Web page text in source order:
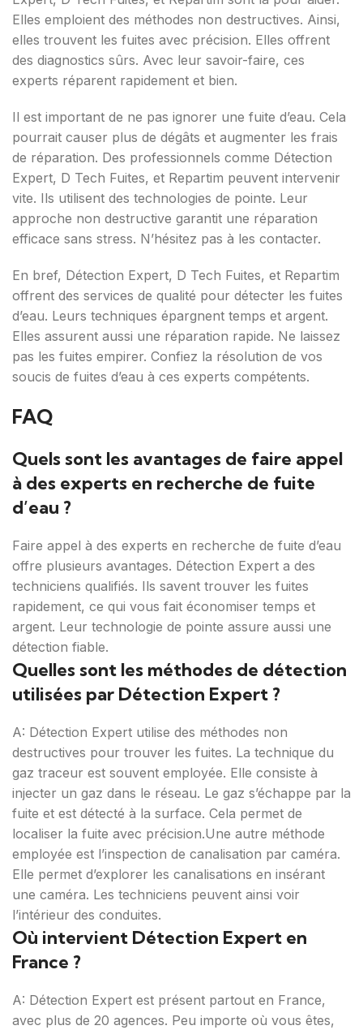
Elles emploient des méthodes non destructives. Ainsi,
elles trouvent les fuites avec précision. Elles offrent
des diagnostics sûrs. Avec leur savoir-faire, ces
experts réparent rapidement et bien.
Il est important de ne pas ignorer une fuite d’eau. Cela
pourrait causer plus de dégâts et augmenter les frais
de réparation. Des professionnels comme Détection
Expert, D Tech Fuites, et Repartim peuvent intervenir
vite. Ils utilisent des technologies de pointe. Leur
approche non destructive garantit une réparation
efficace sans stress. N’hésitez pas à les contacter.
En bref, Détection Expert, D Tech Fuites, et Repartim
offrent des services de qualité pour détecter les fuites
d’eau. Leurs techniques épargnent temps et argent.
Elles assurent aussi une réparation rapide. Ne laissez
pas les fuites empirer. Confiez la résolution de vos
soucis de fuites d’eau à ces experts compétents.
FAQ
Quels sont les avantages de faire appel
à des experts en recherche de fuite
d’eau ?
Faire appel à des experts en recherche de fuite d’eau
offre plusieurs avantages. Détection Expert a des
techniciens qualifiés. Ils savent trouver les fuites
rapidement, ce qui vous fait économiser temps et
argent. Leur technologie de pointe assure aussi une
détection fiable.
Quelles sont les méthodes de détection
utilisées par Détection Expert ?
A: Détection Expert utilise des méthodes non
destructives pour trouver les fuites. La technique du
gaz traceur est souvent employée. Elle consiste à
injecter un gaz dans le réseau. Le gaz s’échappe par la
fuite et est détecté à la surface. Cela permet de
localiser la fuite avec précision.Une autre méthode
employée est l’inspection de canalisation par caméra.
Elle permet d’explorer les canalisations en insérant
une caméra. Les techniciens peuvent ainsi voir
l’intérieur des conduites.
Où intervient Détection Expert en
France ?
A: Détection Expert est présent partout en France,
avec plus de 20 agences. Peu importe où vous êtes,